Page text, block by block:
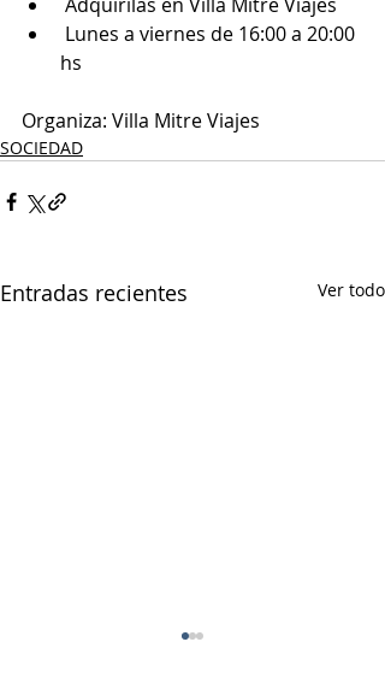
Adquirilas en Villa Mitre Viajes
hs
Organiza: Villa Mitre Viajes
SOCIEDAD
Entradas recientes Ver todo